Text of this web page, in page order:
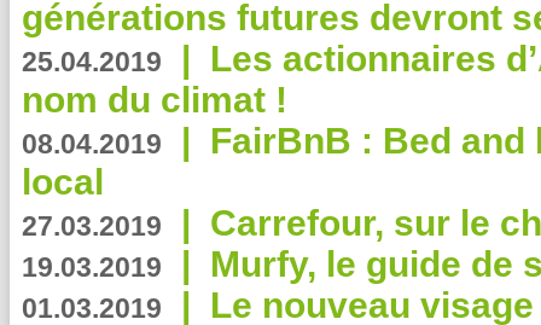
générations futures devront
25.04.2019 | Les actionnaires
nom du climat !
08.04.2019 | FairBnB : Bed
local
27.03.2019 | Carrefour, sur le
19.03.2019 | Murfy, le guide de
01.03.2019 | Le nouveau